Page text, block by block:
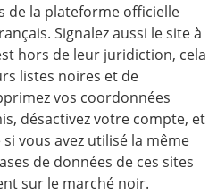
de la plateforme officielle
Signalez aussi le site à
hors de leur juridiction, cela
listes noires et de
vos coordonnées
désactivez votre compte, et
vous avez utilisé la même
de données de ces sites
sur le marché noir.